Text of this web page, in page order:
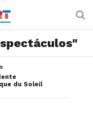
du Soleil